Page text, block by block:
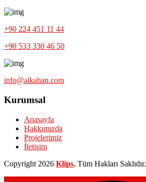
+90 224 451 11 44
+90 533 330 46 50
info@alkahan.com
Kurumsal
Anasayfa
Hakkımızda
Projelerimiz
İletişim
Copyright 2026 Klips, Tüm Hakları Saklıdır.